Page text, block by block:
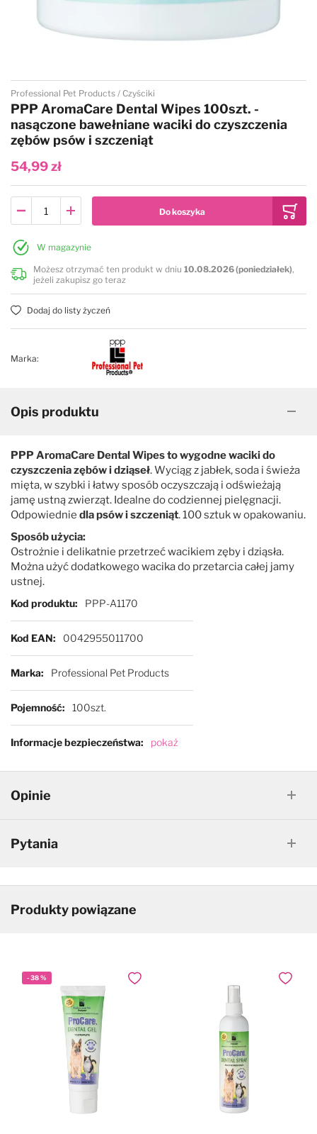
Przejdź na początek galerii
Professional Pet Products Czyściki
PPP AromaCare Dental Wipes 100szt. -
nasączone bawełniane waciki do czyszczenia
zębów psów i szczeniąt
54,99 zł
W magazynie
Możesz otrzymać ten produkt w dniu10.08.2026 (poniedziałek),
jeżeli zakupisz go teraz
Dodaj do listy życzeń
Marka:
Opis produktu
PPP AromaCare Dental Wipes to wygodne waciki do
czyszczenia zębów i dziąseł. Wyciąg z jabłek, soda i świeża
mięta, w szybki i łatwy sposób oczyszczają i odświeżają
jamę ustną zwierząt. Idealne do codziennej pielęgnacji.
Odpowiednie dla psów i szczeniąt. 100 sztuk w opakowaniu.
Sposób użycia:
Ostrożnie i delikatnie przetrzeć wacikiem zęby i dziąsła.
Można użyć dodatkowego wacika do przetarcia całej jamy
ustnej.
Więcej informacji
Kod produktu PPP-A1170
Kod EAN 0042955011700
Marka Professional Pet Products
Pojemność 100szt.
Informacje bezpieczeństwa pokaż
Opinie
Pytania
Produkty powiązane
-38%
Dodaj do ulubionych Dodaj